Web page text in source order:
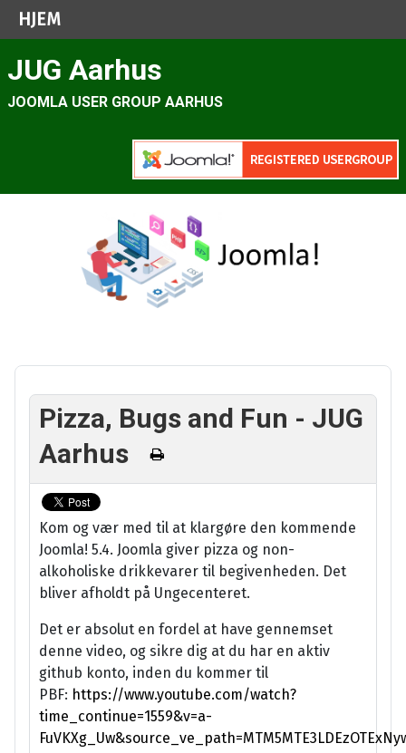
JUG Aarhus
JOOMLA USER GROUP AARHUS
Pizza, Bugs and Fun - JUG
Aarhus
Kom og vær med til at klargøre den kommende
Joomla! 5.4. Joomla giver pizza og non-
alkoholiske drikkevarer til begivenheden. Det
bliver afholdt på Ungecenteret.
Det er absolut en fordel at have gennemset
denne video, og sikre dig at du har en aktiv
github konto, inden du kommer til
PBF: https://www.youtube.com/watch?
time_continue=1559&v=a-
HJEM